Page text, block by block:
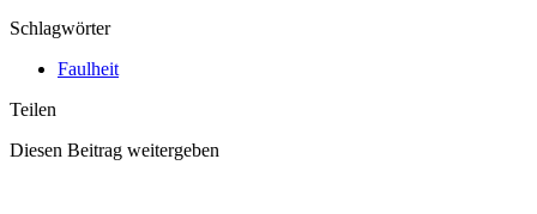
Schlagwörter
Faulheit
Teilen
Diesen Beitrag weitergeben